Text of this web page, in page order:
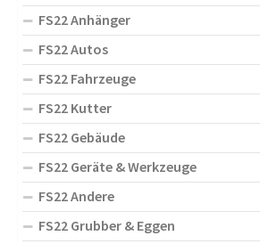
FS22 Anhänger
FS22 Autos
FS22 Fahrzeuge
FS22 Kutter
FS22 Gebäude
FS22 Geräte & Werkzeuge
FS22 Andere
FS22 Grubber & Eggen